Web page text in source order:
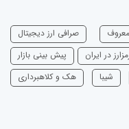
معروف
صرافی ارز دیجیتال
در ایران
پیش بینی بازار
شیبا هک و کلاهبرداری